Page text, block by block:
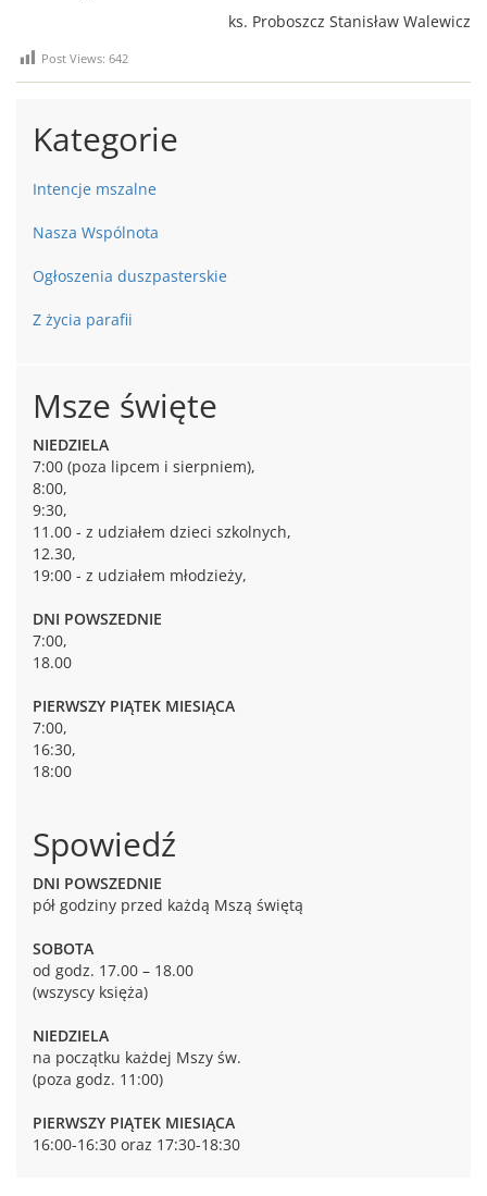
ks. Proboszcz Stanisław Walewicz
Post Views: 642
Kategorie
Intencje mszalne
Nasza Wspólnota
Ogłoszenia duszpasterskie
Z życia parafii
Msze święte
NIEDZIELA
7:00 (poza lipcem i sierpniem),
8:00,
9:30,
11.00 - z udziałem dzieci szkolnych,
12.30,
19:00 - z udziałem młodzieży,
DNI POWSZEDNIE
7:00,
18.00
PIERWSZY PIĄTEK MIESIĄCA
7:00,
16:30,
18:00
Spowiedź
DNI POWSZEDNIE
pół godziny przed każdą Mszą świętą
SOBOTA
od godz. 17.00 – 18.00
(wszyscy księża)
NIEDZIELA
na początku każdej Mszy św.
(poza godz. 11:00)
PIERWSZY PIĄTEK MIESIĄCA
16:00-16:30 oraz 17:30-18:30